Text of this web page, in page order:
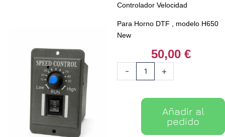
Controlador Velocidad
Para Horno DTF , modelo H650
New
50,00€
-
Controlador
Velocidad
+
Añadir al
pedido